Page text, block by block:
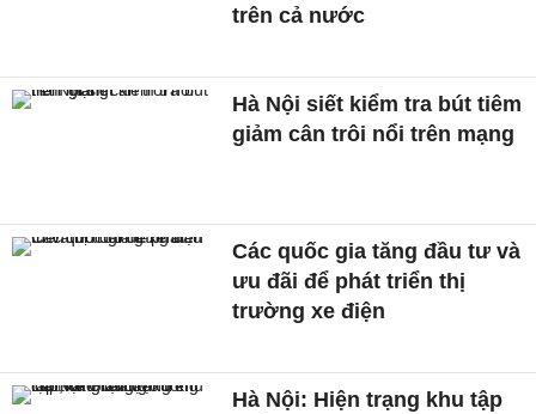
trên cả nước
Hà Nội siết kiểm tra bút tiêm
giảm cân trôi nổi trên mạng
Các quốc gia tăng đầu tư và
ưu đãi để phát triển thị
trường xe điện
Hà Nội: Hiện trạng khu tập